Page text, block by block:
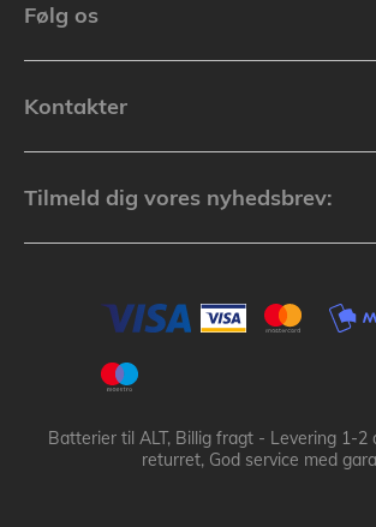
Følg os
Kontakter
Tilmeld dig vores nyhedsbrev:
Batterier til ALT, Billig fragt - Levering 1-2
returret, God service med